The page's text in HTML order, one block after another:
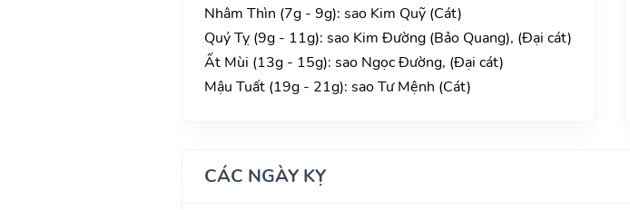
Nhâm Thìn (7g - 9g): sao Kim Quỹ (Cát)
Quý Tỵ (9g - 11g): sao Kim Đường (Bảo Quang), (Đại cát)
Ất Mùi (13g - 15g): sao Ngọc Đường, (Đại cát)
Mậu Tuất (19g - 21g): sao Tư Mệnh (Cát)
CÁC NGÀY KỴ